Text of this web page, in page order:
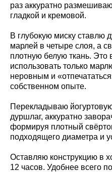
раз аккуратно
гладкой и кремовой.
В глубокую миску ставлю
марлей в четыре слоя, а
плотную белую ткань.
использовать только
неровным и
собственном опыте.
Перекладываю
дуршлаг, аккуратно
формируя плотный
подходящего диаметра и
Оставляю конструкцию в
12 часов. Удобнее всего